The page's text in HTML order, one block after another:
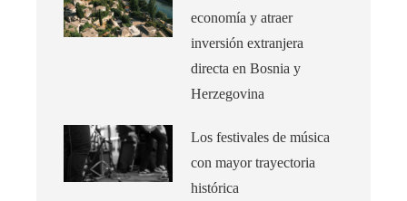
economía y atraer
inversión extranjera
directa en Bosnia y
Herzegovina
Los festivales de música
con mayor trayectoria
histórica